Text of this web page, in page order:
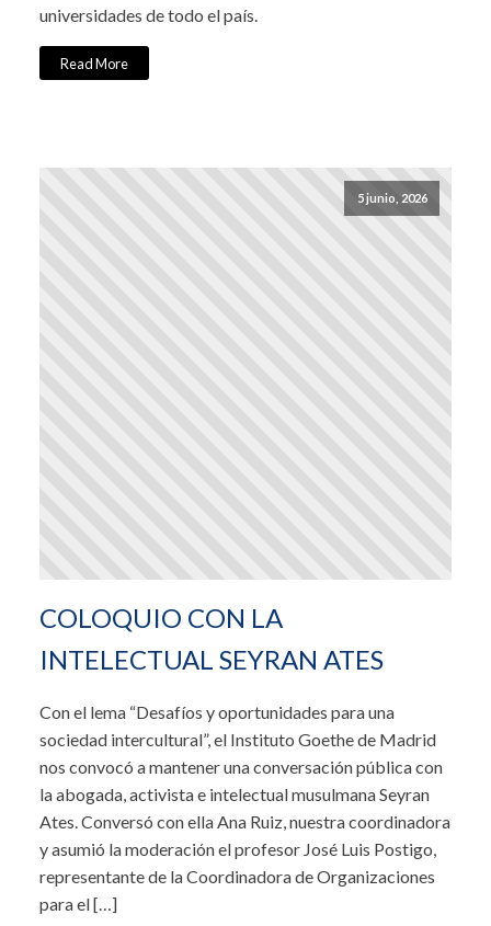
universidades de todo el país.
Read More
5 junio, 2026
COLOQUIO CON LA
INTELECTUAL SEYRAN ATES
Con el lema “Desafíos y oportunidades para una
sociedad intercultural”, el Instituto Goethe de Madrid
nos convocó a mantener una conversación pública con
la abogada, activista e intelectual musulmana Seyran
Ates. Conversó con ella Ana Ruiz, nuestra coordinadora
y asumió la moderación el profesor José Luis Postigo,
representante de la Coordinadora de Organizaciones
para el […]